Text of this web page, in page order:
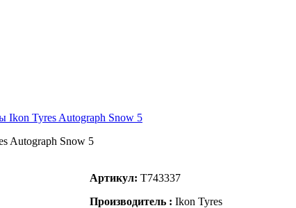
Tyres Autograph Snow 5
Autograph Snow 5
Артикул: T743337
Производитель : Ikon Tyres